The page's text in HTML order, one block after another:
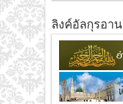
ลิงค์อัลกุรอาน